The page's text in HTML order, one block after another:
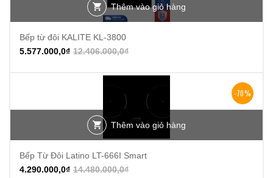
Thêm vào giỏ hàng
Bếp từ đôi KALITE KL-3800
12.406.000,0₫
5.577.000,0₫
-70%
Thêm vào giỏ hàng
Bếp Từ Đôi Latino LT-666I Smart
14.480.000,0₫
4.290.000,0₫